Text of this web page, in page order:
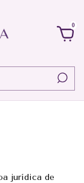
0
jurídica de